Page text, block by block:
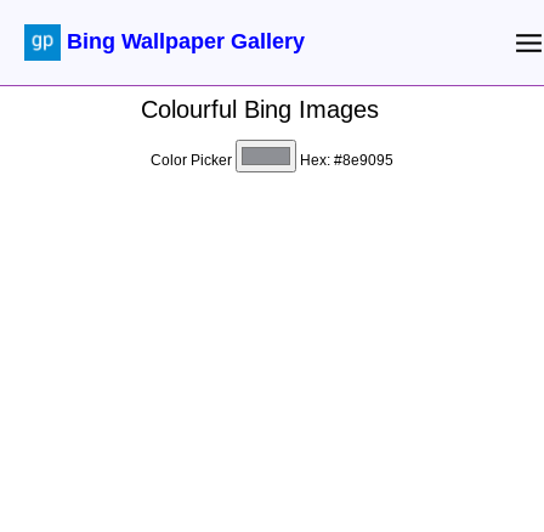
Bing Wallpaper Gallery
Colourful Bing Images
Color Picker Hex: #8e9095